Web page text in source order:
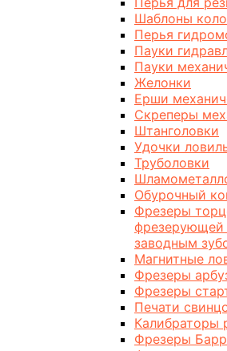
Шаблоны
Перья
Пауки
Пауки
Желонки
Ерши
Скреперы
Штанголовки
Удочки
Труболовки
Обурочный
Фрезеры
фрезерующей
заводным
Магнитные
Фрезеры
Фрезеры
Печати
Калибраторы
Фрезеры